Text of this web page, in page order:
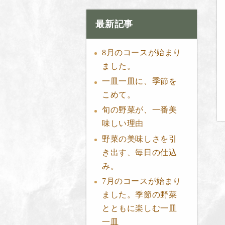
最新記事
8月のコースが始まり
ました。
一皿一皿に、季節を
こめて。
旬の野菜が、一番美
味しい理由
野菜の美味しさを引
き出す、毎日の仕込
み。
7月のコースが始まり
ました。季節の野菜
とともに楽しむ一皿
一皿